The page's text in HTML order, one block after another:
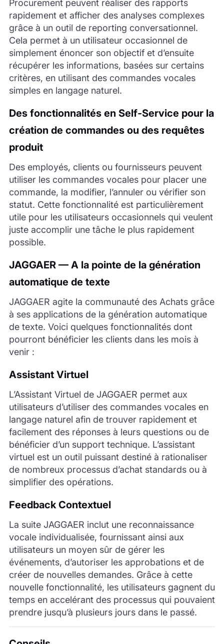
Procurement peuvent réaliser des rapports
rapidement et afficher des analyses complexes
grâce à un outil de reporting conversationnel.
Cela permet à un utilisateur occasionnel de
simplement énoncer son objectif et d’ensuite
récupérer les informations, basées sur certains
critères, en utilisant des commandes vocales
simples en langage naturel.
Des fonctionnalités en Self-Service pour la
création de commandes ou des requêtes
produit
Des employés, clients ou fournisseurs peuvent
utiliser les commandes vocales pour placer une
commande, la modifier, l’annuler ou vérifier son
statut. Cette fonctionnalité est particulièrement
utile pour les utilisateurs occasionnels qui veulent
juste accomplir une tâche le plus rapidement
possible.
JAGGAER — A la pointe de la génération
automatique de texte
JAGGAER agite la communauté des Achats grâce
à ses applications de la génération automatique
de texte. Voici quelques fonctionnalités dont
pourront bénéficier les clients dans les mois à
venir :
Assistant Virtuel
L’Assistant Virtuel de JAGGAER permet aux
utilisateurs d’utiliser des commandes vocales en
langage naturel afin de trouver rapidement et
facilement des réponses à leurs questions ou de
bénéficier d’un support technique. L’assistant
virtuel est un outil puissant destiné à rationaliser
de nombreux processus d’achat standards ou à
simplifier des opérations.
Feedback Contextuel
La suite JAGGAER inclut une reconnaissance
vocale individualisée, fournissant ainsi aux
utilisateurs un moyen sûr de gérer les
événements, d’autoriser les approbations et de
créer de nouvelles demandes. Grâce à cette
nouvelle fonctionnalité, les utilisateurs gagnent du
temps en accelérant des processus qui pouvaient
prendre jusqu’à plusieurs jours dans le passé.